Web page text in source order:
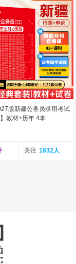
版新疆公务员录用考试
】教材+历年 4本
关注 1832人